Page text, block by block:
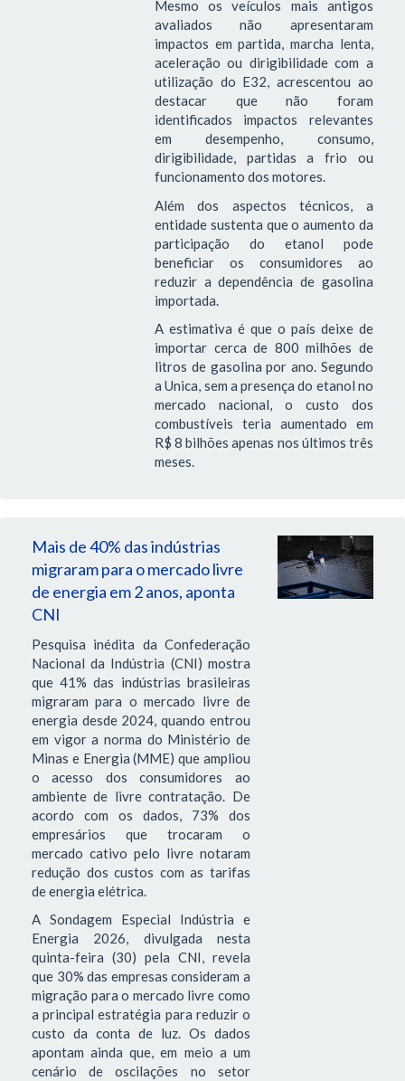
Mesmo os veículos mais antigos
avaliados não apresentaram
impactos em partida, marcha lenta,
aceleração ou dirigibilidade com a
utilização do E32, acrescentou ao
destacar que não foram
identificados impactos relevantes
em desempenho, consumo,
dirigibilidade, partidas a frio ou
funcionamento dos motores.
Além dos aspectos técnicos, a
entidade sustenta que o aumento da
participação do etanol pode
beneficiar os consumidores ao
reduzir a dependência de gasolina
importada.
A estimativa é que o país deixe de
importar cerca de 800 milhões de
litros de gasolina por ano. Segundo
a Unica, sem a presença do etanol no
mercado nacional, o custo dos
combustíveis teria aumentado em
R$ 8 bilhões apenas nos últimos três
meses.
Mais de 40% das indústrias
migraram para o mercado livre
de energia em 2 anos, aponta
CNI
Pesquisa inédita da Confederação
Nacional da Indústria (CNI) mostra
que 41% das indústrias brasileiras
migraram para o mercado livre de
energia desde 2024, quando entrou
em vigor a norma do Ministério de
Minas e Energia (MME) que ampliou
o acesso dos consumidores ao
ambiente de livre contratação. De
acordo com os dados, 73% dos
empresários que trocaram o
mercado cativo pelo livre notaram
redução dos custos com as tarifas
de energia elétrica.
A Sondagem Especial Indústria e
Energia 2026, divulgada nesta
quinta-feira (30) pela CNI, revela
que 30% das empresas consideram a
migração para o mercado livre como
a principal estratégia para reduzir o
custo da conta de luz. Os dados
apontam ainda que, em meio a um
cenário de oscilações no setor